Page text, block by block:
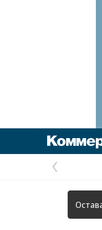
страница